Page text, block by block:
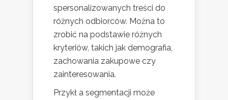
spersonalizowanych treści do
różnych odbiorców. Można to
zrobić na podstawie różnych
kryteriów, takich jak demografia,
zachowania zakupowe czy
zainteresowania.
Przykł a segmentacji może